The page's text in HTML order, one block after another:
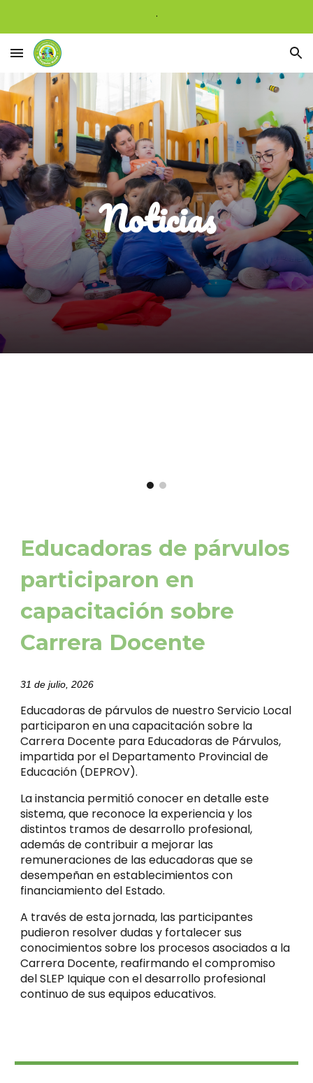
.
Noticias
Educadoras de párvulos
participaron en
capacitación sobre
Carrera Docente
31 de julio, 2026
Educadoras de párvulos de nuestro Servicio Local
participaron en una capacitación sobre la
Carrera Docente para Educadoras de Párvulos,
impartida por el Departamento Provincial de
Educación (DEPROV).
La instancia permitió conocer en detalle este
sistema, que reconoce la experiencia y los
distintos tramos de desarrollo profesional,
además de contribuir a mejorar las
remuneraciones de las educadoras que se
desempeñan en establecimientos con
financiamiento del Estado.
A través de esta jornada, las participantes
pudieron resolver dudas y fortalecer sus
conocimientos sobre los procesos asociados a la
Carrera Docente, reafirmando el compromiso
del SLEP Iquique con el desarrollo profesional
continuo de sus equipos educativos.